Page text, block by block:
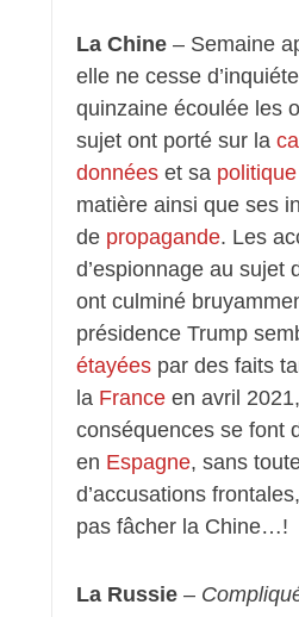
La Chine– Semaine
elle ne cesse
quinzaine écoulée les
sujet ont porté sur la
donnéeset sa
matière ainsi que ses
de propagande. Les
d’espionnage au sujet
ont culminé
présidence Trump
étayéespar des faits
la Franceen avril
conséquences se font
en Espagne, sans
d’accusations
pas fâcher la Chine…!
La Russie–